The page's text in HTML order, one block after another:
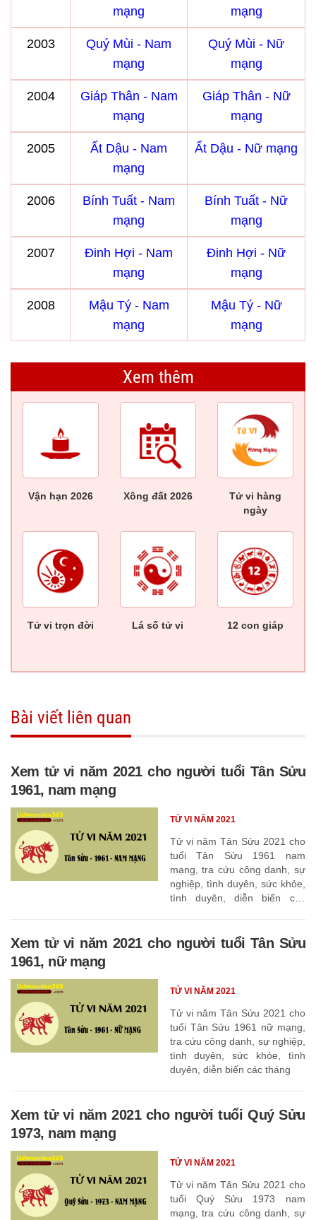
mạng mạng
2003
Quý Mùi - Nam
mạng
Quý Mùi - Nữ
mạng
2004
Giáp Thân - Nam
mạng
Giáp Thân - Nữ
mạng
2005
Ất Dậu - Nam
mạng
Ất Dậu - Nữ mạng
2006
Bính Tuất - Nam
mạng
Bính Tuất - Nữ
mạng
2007
Đinh Hợi - Nam
mạng
Đinh Hợi - Nữ
mạng
2008
Mậu Tý - Nam
mạng
Mậu Tý - Nữ
mạng
Xem thêm
Vận hạn 2026 Xông đất 2026
Tử vi hàng
ngày
Tử vi trọn đời Lá số tử vi 12 con giáp
Bài viết liên quan
Xem tử vi năm 2021 cho người tuổi Tân Sửu
1961, nam mạng
Tử vi năm Tân Sửu 2021 cho
tuổi Tân Sửu 1961 nam
mạng, tra cứu công danh, sự
nghiệp, tình duyên, sức khỏe,
tình duyên, diễn biến các
TỬ VI NĂM 2021
Xem tử vi năm 2021 cho người tuổi Tân Sửu
1961, nữ mạng
Tử vi năm Tân Sửu 2021 cho
tuổi Tân Sửu 1961 nữ mạng,
tra cứu công danh, sự nghiệp,
tình duyên, sức khỏe, tình
duyên, diễn biến các tháng
TỬ VI NĂM 2021
Xem tử vi năm 2021 cho người tuổi Quý Sửu
1973, nam mạng
Tử vi năm Tân Sửu 2021 cho
tuổi Quý Sửu 1973 nam
mạng, tra cứu công danh, sự
TỬ VI NĂM 2021